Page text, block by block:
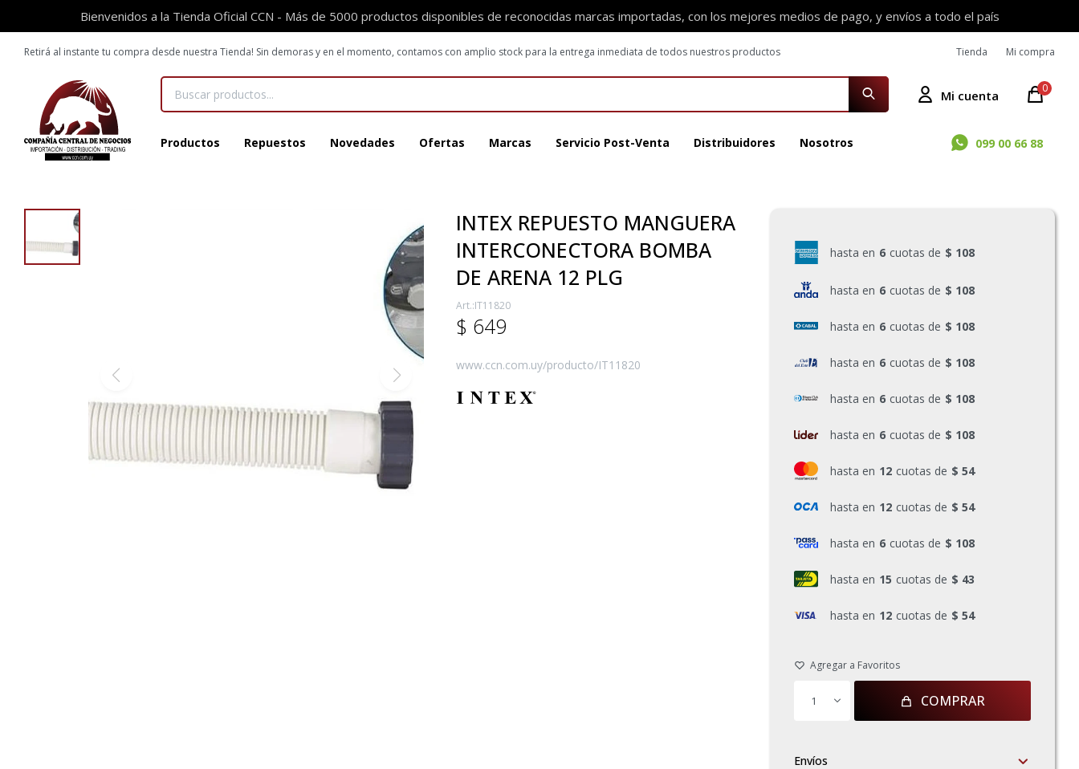
Bienvenidos a la Tienda Oficial CCN - Más de 5000 productos disponibles de reconocidas marcas importadas, con los mejores medios de pago, y envíos a todo el país
Productos Repuestos Novedades Ofertas Marcas Servicio Post-Venta Distribuidores Nosotros 099 00 66 88
0
Retirá al instante tu compra desde nuestra Tienda! Sin demoras y en el momento, contamos con amplio stock para la entrega inmediata de todos nuestros productos Tienda Mi compra
INTEX REPUESTO MANGUERA
INTERCONECTORA BOMBA
DE ARENA 12 PLG
IT11820
$ 649
www.ccn.com.uy/producto/IT11820
hasta en 6 cuotas de $ 108
hasta en 6 cuotas de $ 108
hasta en 6 cuotas de $ 108
hasta en 6 cuotas de $ 108
hasta en 6 cuotas de $ 108
hasta en 6 cuotas de $ 108
hasta en 12 cuotas de $ 54
hasta en 12 cuotas de $ 54
hasta en 6 cuotas de $ 108
hasta en 15 cuotas de $ 43
hasta en 12 cuotas de $ 54
1 COMPRAR
Envíos